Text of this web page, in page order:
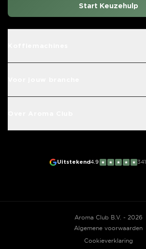
Start Keuzehulp
Uitstekend4.9 ★ ★ ★ ★ ★ 341
Aroma Club B.V. - 2026
Algemene voorwaarden
Cookieverklaring